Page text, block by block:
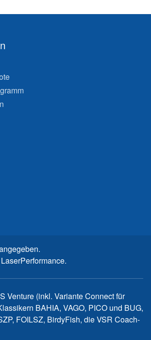
Venture (inkl. Variante Connect für
BAHIA, VAGO, PICO und BUG,
FOILSZ, BirdyFish, die VSR Coach-